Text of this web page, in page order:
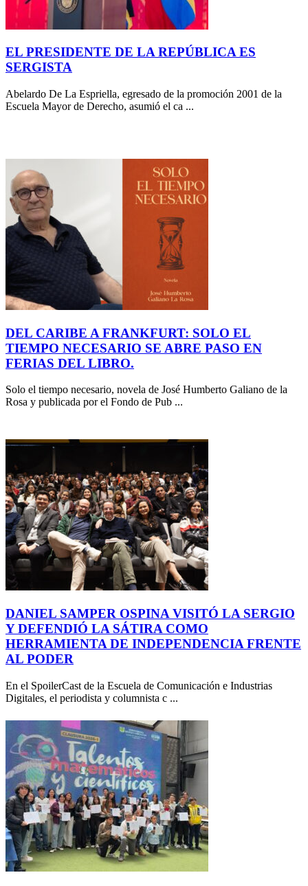
EL PRESIDENTE DE LA REPÚBLICA ES
SERGISTA
Abelardo De La Espriella, egresado de la promoción 2001 de la
Escuela Mayor de Derecho, asumió el ca ...
DEL CARIBE A FRANKFURT: SOLO EL
TIEMPO NECESARIO SE ABRE PASO EN
FERIAS DEL LIBRO.
Solo el tiempo necesario, novela de José Humberto Galiano de la
Rosa y publicada por el Fondo de Pub ...
DANIEL SAMPER OSPINA VISITÓ LA SERGIO
Y DEFENDIÓ LA SÁTIRA COMO
HERRAMIENTA DE INDEPENDENCIA FRENTE
AL PODER
En el SpoilerCast de la Escuela de Comunicación e Industrias
Digitales, el periodista y columnista c ...